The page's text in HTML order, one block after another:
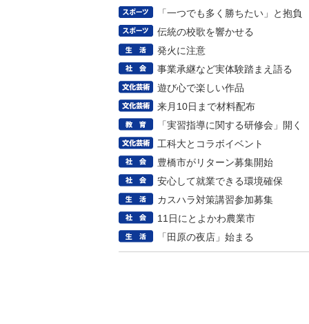
「一つでも多く勝ちたい」と抱負
伝統の校歌を響かせる
発火に注意
事業承継など実体験踏まえ語る
遊び心で楽しい作品
来月10日まで材料配布
「実習指導に関する研修会」開く
工科大とコラボイベント
豊橋市がリターン募集開始
安心して就業できる環境確保
カスハラ対策講習参加募集
11日にとよかわ農業市
「田原の夜店」始まる